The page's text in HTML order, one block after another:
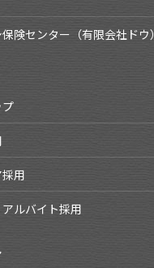
険センター（有限会社ドウ）
用
ルバイト採用